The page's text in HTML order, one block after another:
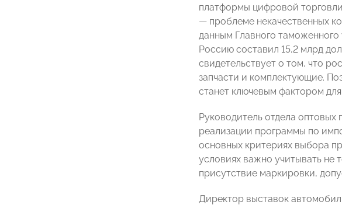
платформы цифровой
— проблеме некачественных
данным Главного
Россию составил 15,2 млрд
свидетельствует о том, что
запчасти и комплектующие.
станет ключевым фактором
Руководитель отдела
реализации программы по
основных критериях выбора
условиях важно учитывать не
присутствие маркировки,
Директор выставок